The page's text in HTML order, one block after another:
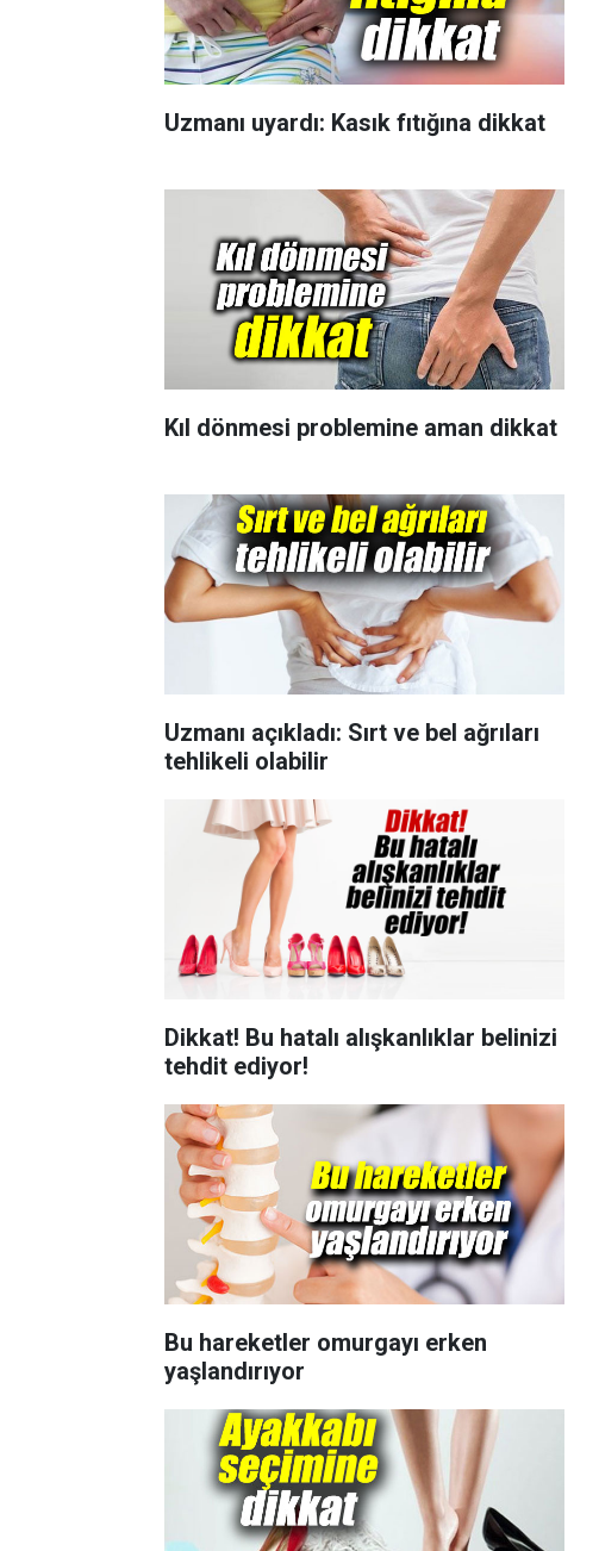
Uzmanı uyardı: Kasık fıtığına dikkat
Kıl dönmesi problemine aman dikkat
Uzmanı açıkladı: Sırt ve bel ağrıları
tehlikeli olabilir
Dikkat! Bu hatalı alışkanlıklar belinizi
tehdit ediyor!
Bu hareketler omurgayı erken
yaşlandırıyor